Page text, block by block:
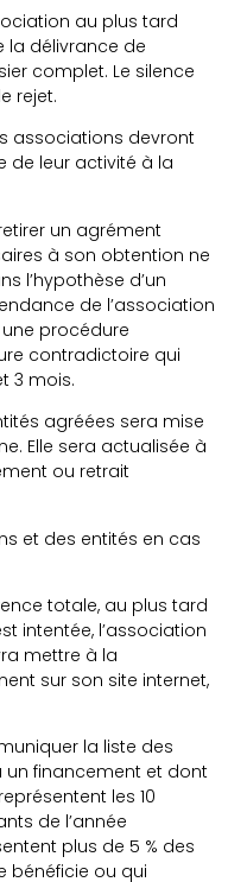
au plus tard
la délivrance de
complet. Le silence
rejet.
associations devront
de leur activité à la
un agrément
à son obtention ne
l’hypothèse d’un
de l’association
procédure
contradictoire qui
3 mois.
agréées sera mise
Elle sera actualisée à
ou retrait
et des entités en cas
totale, au plus tard
intentée, l’association
mettre à la
sur son site internet,
la liste des
un financement et dont
les 10
de l’année
plus de 5 % des
bénéficie ou qui